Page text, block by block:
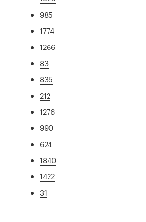
985
1774
1266
83
835
212
1276
990
624
1840
1422
31